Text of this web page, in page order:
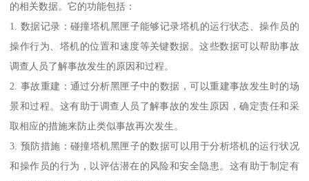
的相关数据。它的功能包括：
1. 数据记录：碰撞塔机黑匣子能够记录塔机的运行状态、操作员的
操作行为、塔机的位置和速度等关键数据。这些数据可以帮助事故
调查人员了解事故发生的原因和过程。
2. 事故重建：通过分析黑匣子中的数据，可以重建事故发生时的场
景和过程。这有助于调查人员了解事故的发生原因，确定责任和采
取相应的措施来防止类似事故再次发生。
3. 预防措施：碰撞塔机黑匣子的数据可以用于分析塔机的运行状况
和操作员的行为，以评估潜在的风险和安全隐患。这有助于制定有